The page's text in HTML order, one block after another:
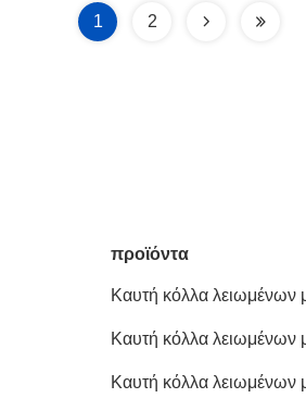
1 2
προϊόντα
Καυτή κόλλα λειωμένων
Καυτή κόλλα λειωμένων
Καυτή κόλλα λειωμένων